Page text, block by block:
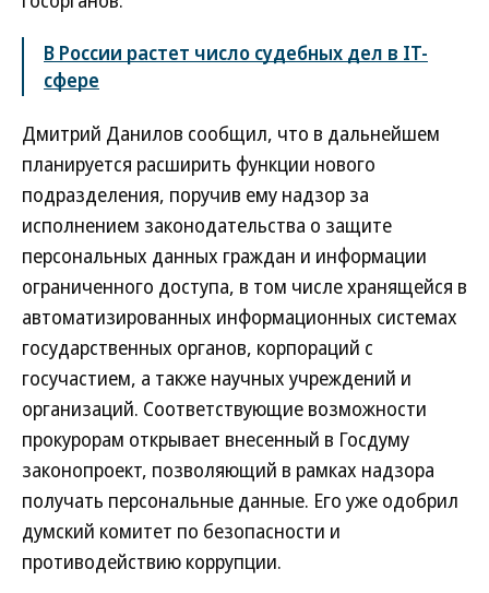
В России растет число судебных дел в IT-
сфере
Дмитрий Данилов сообщил, что в дальнейшем
планируется расширить функции нового
подразделения, поручив ему надзор за
исполнением законодательства о защите
персональных данных граждан и информации
ограниченного доступа, в том числе хранящейся в
автоматизированных информационных системах
государственных органов, корпораций с
госучастием, а также научных учреждений и
организаций. Соответствующие возможности
прокурорам открывает внесенный в Госдуму
законопроект, позволяющий в рамках надзора
получать персональные данные. Его уже одобрил
думский комитет по безопасности и
противодействию коррупции.